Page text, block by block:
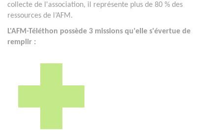
collecte de l'association, il représente plus de 80 % des
ressources de l’AFM.
L'AFM-Téléthon possède 3 missions qu'elle s'évertue de
remplir :